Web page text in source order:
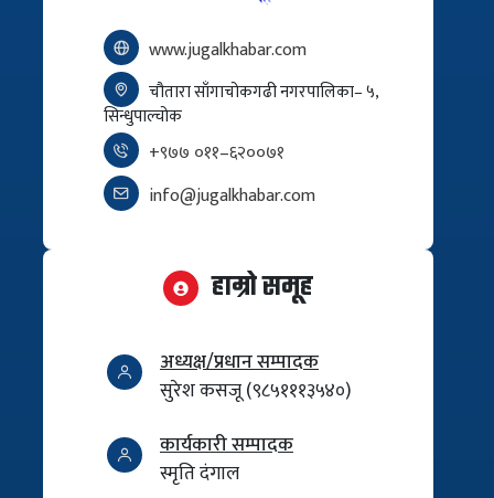
www.jugalkhabar.com
चौतारा साँगाचोकगढी नगरपालिका– ५,
सिन्धुपाल्चोक
+९७७ ०११–६२००७१
info@jugalkhabar.com
हाम्रो समूह
अध्यक्ष/प्रधान सम्पादक
सुरेश कसजू (९८५१११३५४०)
कार्यकारी सम्पादक
स्मृति दंगाल